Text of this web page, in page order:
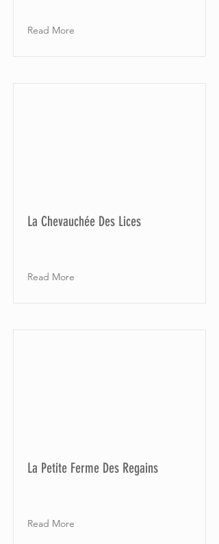
Read More
La Chevauchée Des Lices
Read More
La Petite Ferme Des Regains
Read More